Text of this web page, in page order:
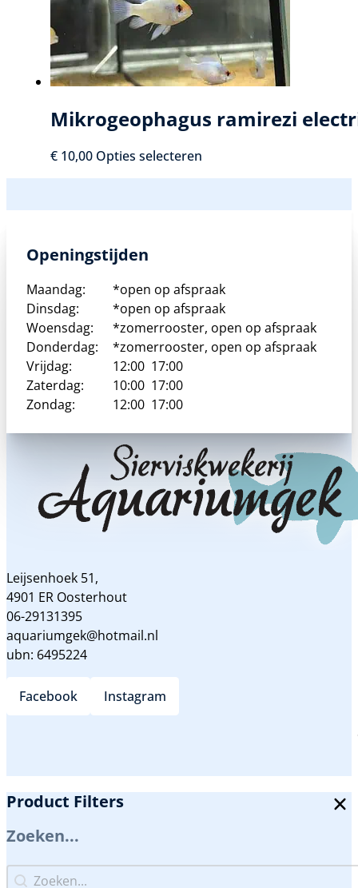
de
productpagina
Mikrogeophagus ramirezi
€ 10,00 Opties selecteren
product
meerdere
kan
gekozen
worden
op
Leijsenhoek 51,
4901 ER Oosterhout
06-29131395
aquariumgek@hotmail.nl
ubn: 6495224
Facebook Instagram
Openingstijden
Maandag:
*open op afspraak
Dinsdag:
*open op afspraak
Woensdag:
*zomerrooster, open op afspraak
Donderdag:
*zomerrooster, open op afspraak
Vrijdag:
12:00 17:00
Zaterdag:
10:00 17:00
Zondag:
12:00 17:00
Product Filters
Zoeken...
Zoeken...
Zoeken...